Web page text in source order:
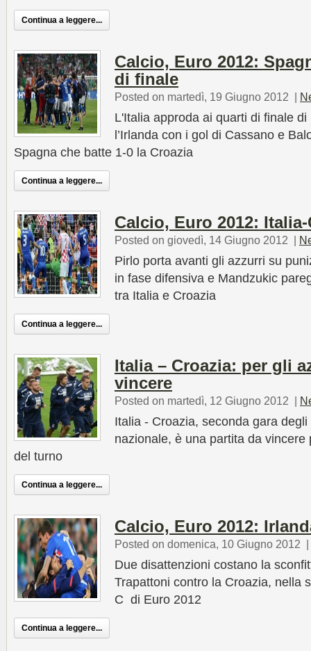
Continua a leggere...
Calcio, Euro 2012:
di finale
Posted on martedì, 19 Giugno 2012 |
L'Italia approda ai quarti di finale
l’Irlanda con i gol di Cassano e
Spagna che batte 1-0 la Croazia
Continua a leggere...
Calcio, Euro 2012: Italia-
Posted on giovedì, 14 Giugno 2012 |
Pirlo porta avanti gli azzurri su
in fase difensiva e Mandzukic
tra Italia e Croazia
Continua a leggere...
Italia – Croazia: per gli
vincere
Posted on martedì, 12 Giugno 2012 |
Italia - Croazia, seconda gara
nazionale, è una partita da
del turno
Continua a leggere...
Calcio, Euro 2012:
Posted on domenica, 10 Giugno 2012 |
Due disattenzioni costano la
Trapattoni contro la Croazia, nella
C di Euro 2012
Continua a leggere...